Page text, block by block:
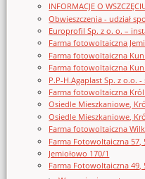
INFORMACJE O
Obwieszczenia - udział
Europrofil Sp. z o. o. –
Farma fotowoltaiczna
Farma fotowoltaiczna
Farma fotowoltaiczna
P.P-H.Agaplast Sp. z o.o.
Farma fotowoltaiczna
Osiedle Mieszkaniowe,
Osiedle Mieszkaniowe,
Farma fotowoltaiczna
Farma Fotowoltaiczna
Jemiołowo 170/1
Farma Fotowoltaiczna 49,